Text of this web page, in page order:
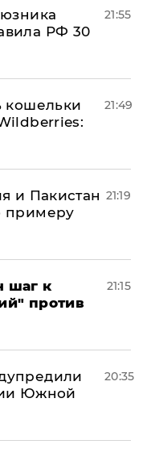
РФ 30
21:55
кошельки
21:49
и Пакистан
примеру
21:19
шаг к
против
21:15
Южной
20:35